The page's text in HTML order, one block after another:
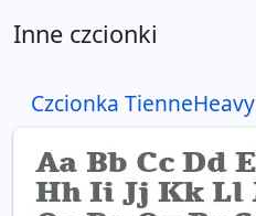
Inne czcionki
Czcionka TienneHeavy